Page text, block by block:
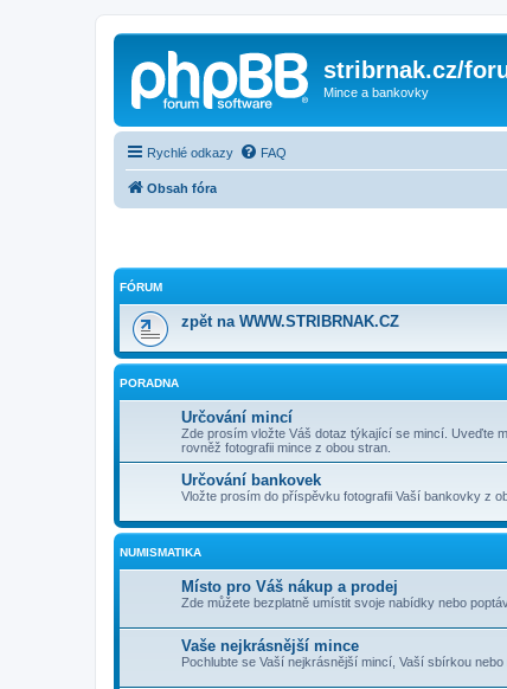
stribrnak.cz/
Mince a bankovky
Rychlé odkazy FAQ
Obsah fóra
FÓRUM
zpět na WWW.STRIBRNAK.CZ
PORADNA
Určování mincí
Zde prosím vložte Váš dotaz týkající se mincí. Uveďte
rovněž fotografii mince z obou stran.
Určování bankovek
Vložte prosím do příspěvku fotografii Vaší bankovky z
NUMISMATIKA
Místo pro Váš nákup a prodej
Zde můžete bezplatně umístit svoje nabídky nebo
Vaše nejkrásnější mince
Pochlubte se Vaší nejkrásnější mincí, Vaší sbírkou